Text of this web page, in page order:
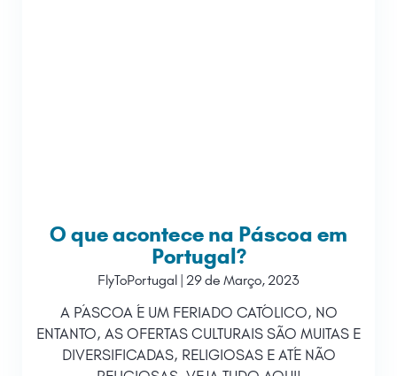
O que acontece na Páscoa em
Portugal?
FlyToPortugal 29 de Março, 2023
A PÁSCOA É UM FERIADO CATÓLICO, NO
ENTANTO, AS OFERTAS CULTURAIS SÃO MUITAS E
DIVERSIFICADAS, RELIGIOSAS E ATÉ NÃO